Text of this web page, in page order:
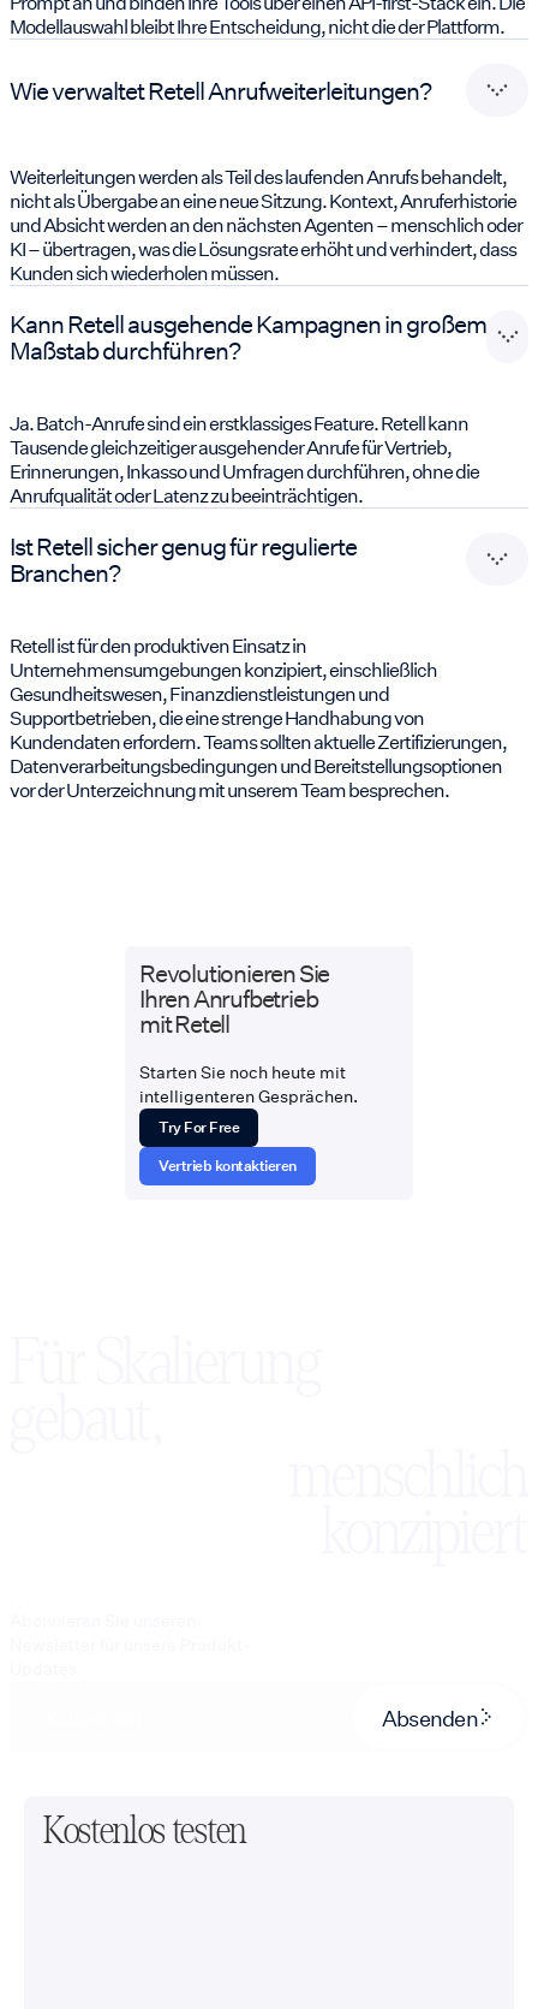
Modellauswahl bleibt Ihre Entscheidung, nicht die der Plattform.
Wie verwaltet Retell Anrufweiterleitungen?
Weiterleitungen werden als Teil des laufenden Anrufs behandelt,
nicht als Übergabe an eine neue Sitzung. Kontext, Anruferhistorie
und Absicht werden an den nächsten Agenten – menschlich oder
KI – übertragen, was die Lösungsrate erhöht und verhindert, dass
Kunden sich wiederholen müssen.
Kann Retell ausgehende Kampagnen in großem
Maßstab durchführen?
Ja. Batch-Anrufe sind ein erstklassiges Feature. Retell kann
Tausende gleichzeitiger ausgehender Anrufe für Vertrieb,
Erinnerungen, Inkasso und Umfragen durchführen, ohne die
Anrufqualität oder Latenz zu beeinträchtigen.
Ist Retell sicher genug für regulierte
Branchen?
Retell ist für den produktiven Einsatz in
Unternehmensumgebungen konzipiert, einschließlich
Gesundheitswesen, Finanzdienstleistungen und
Supportbetrieben, die eine strenge Handhabung von
Kundendaten erfordern. Teams sollten aktuelle Zertifizierungen,
Datenverarbeitungsbedingungen und Bereitstellungsoptionen
vor der Unterzeichnung mit unserem Team besprechen.
Revolutionieren Sie
Ihren Anrufbetrieb
mit Retell
Starten Sie noch heute mit
intelligenteren Gesprächen.
Try For Free
Vertrieb kontaktieren
Absenden
Kostenlos testen